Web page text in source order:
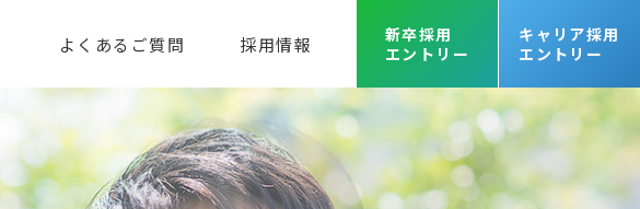
よくあるご質問 採用情報
新卒採用
エントリー
キャリア採用
エントリー